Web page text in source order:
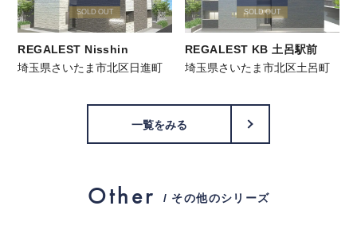
SOLD OUT
REGALEST Nisshin
埼玉県さいたま市北区日進町
SOLD OUT
REGALEST KB 土呂駅前
埼玉県さいたま市北区土呂町
一覧をみる
Other / その他のシリーズ